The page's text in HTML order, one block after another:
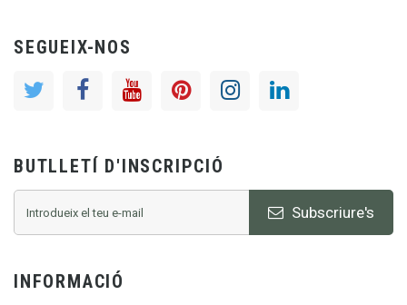
SEGUEIX-NOS
BUTLLETÍ D'INSCRIPCIÓ
Subscriure's
INFORMACIÓ